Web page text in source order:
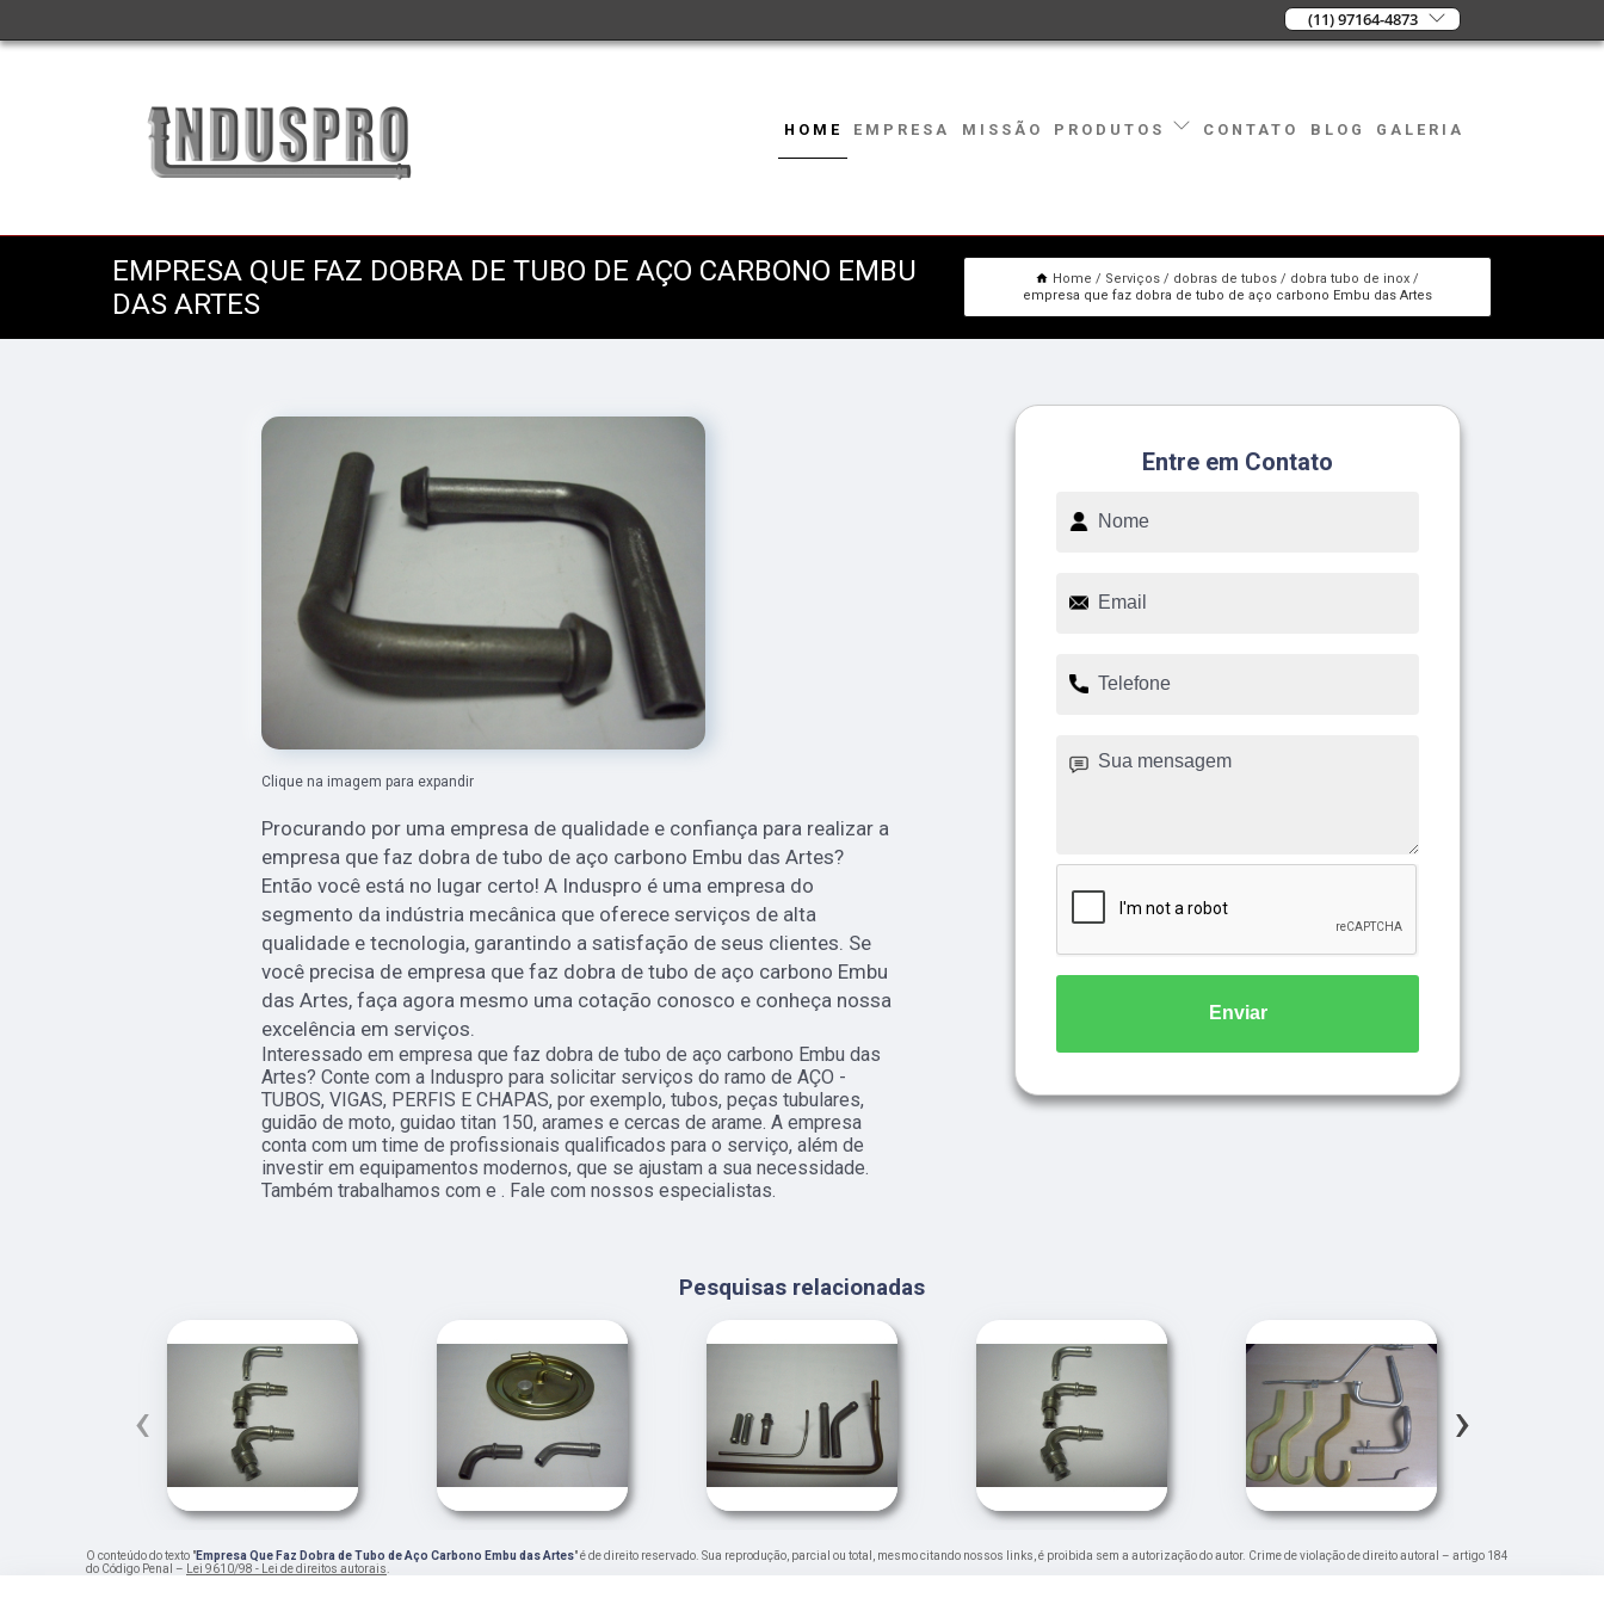
(11) 97164-4873
HOME EMPRESA MISSÃO PRODUTOS CONTATO BLOG GALERIA
EMPRESA QUE FAZ DOBRA DE TUBO DE AÇO CARBONO EMBU
DAS ARTES
Home Serviços dobras de tubos
dobra tubo de inox
empresa que faz dobra de tubo de aço carbono Embu das Artes
Clique na imagem para expandir
Procurando por uma empresa de qualidade e confiança para realizar a
empresa que faz dobra de tubo de aço carbono Embu das Artes?
Então você está no lugar certo! A Induspro é uma empresa do
segmento da indústria mecânica que oferece serviços de alta
qualidade e tecnologia, garantindo a satisfação de seus clientes. Se
você precisa de empresa que faz dobra de tubo de aço carbono Embu
das Artes, faça agora mesmo uma cotação conosco e conheça nossa
excelência em serviços.
Interessado em empresa que faz dobra de tubo de aço carbono Embu das
Artes? Conte com a Induspro para solicitar serviços do ramo de AÇO -
TUBOS, VIGAS, PERFIS E CHAPAS, por exemplo, tubos, peças tubulares,
guidão de moto, guidao titan 150, arames e cercas de arame. A empresa
conta com um time de profissionais qualificados para o serviço, além de
investir em equipamentos modernos, que se ajustam a sua necessidade.
Também trabalhamos com e . Fale com nossos especialistas.
Entre em Contato
Enviar
Pesquisas relacionadas
‹ ›
O conteúdo do texto "Empresa Que Faz Dobra de Tubo de Aço Carbono Embu das Artes" é de direito reservado. Sua reprodução, parcial ou total, mesmo citando nossos links, é proibida sem a autorização do autor. Crime de violação de direito autoral – artigo 184
do Código Penal – Lei 9610/98 - Lei de direitos autorais.